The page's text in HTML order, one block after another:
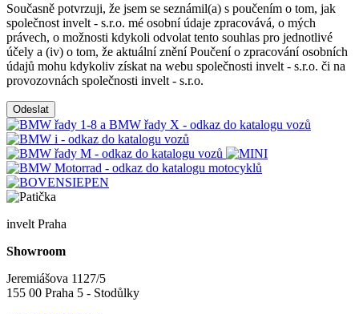
Současně potvrzuji, že jsem se seznámil(a) s poučením o tom, jak
společnost invelt - s.r.o. mé osobní údaje zpracovává, o mých
právech, o možnosti kdykoli odvolat tento souhlas pro jednotlivé
účely a (iv) o tom, že aktuální znění Poučení o zpracování osobních
údajů mohu kdykoliv získat na webu společnosti invelt - s.r.o. či na
provozovnách společnosti invelt - s.r.o.
Odeslat
invelt Praha
Showroom
Jeremiášova 1127/5
155 00 Praha 5 - Stodůlky